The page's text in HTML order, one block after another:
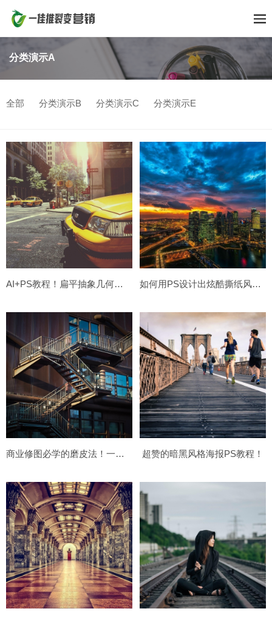
分类演示A
全部 分类演示B 分类演示C 分类演示E
AI+PS教程！扁平抽象几何人物绘制 如何用PS设计出炫酷撕纸风格封面
商业修图必学的磨皮法！一招提升你的照片质感 超赞的暗黑风格海报PS教程！